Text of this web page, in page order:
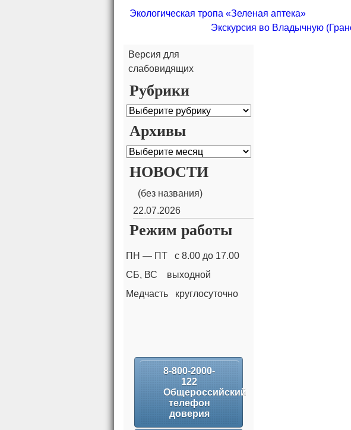
Экологическая тропа «Зеленая аптека»
Экскурсия во Владычную
Версия для
слабовидящих
Рубрики
Рубрики
Архивы
Архивы
НОВОСТИ
(без названия)
22.07.2026
Режим работы
ПН — ПТ с 8.00 до 17.00
СБ, ВС выходной
Медчасть круглосуточно
8-800-2000-
122
Общероссийский
телефон
доверия